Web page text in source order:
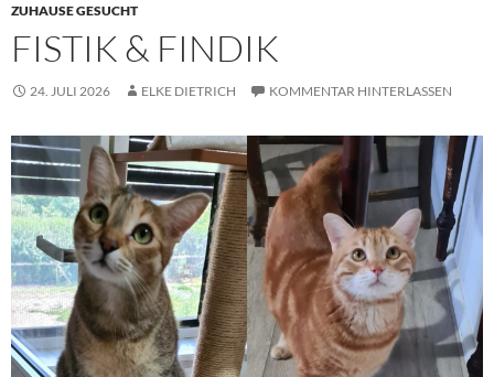
ZUHAUSE GESUCHT
FISTIK & FINDIK
24. JULI 2026 ELKE DIETRICH KOMMENTAR HINTERLASSEN